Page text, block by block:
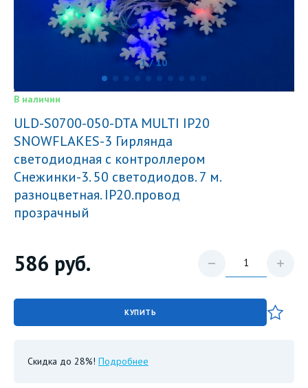
1 / 10
В наличии
ULD-S0700-050-DTA MULTI IP20
SNOWFLAKES-3 Гирлянда
светодиодная с контроллером
Снежинки-3. 50 светодиодов. 7 м.
разноцветная. IP20.провод
прозрачный
586 руб.
КУПИТЬ
Скидка до 28%! Подробнее